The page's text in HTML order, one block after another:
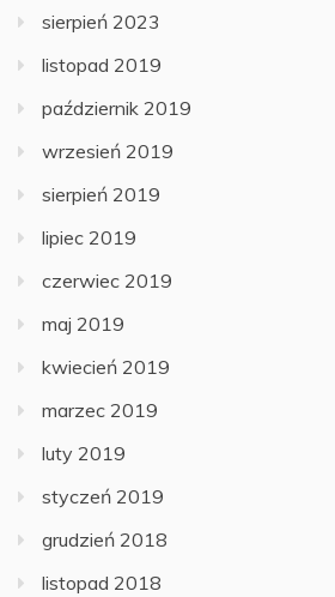
sierpień 2023
listopad 2019
październik 2019
wrzesień 2019
sierpień 2019
lipiec 2019
czerwiec 2019
maj 2019
kwiecień 2019
marzec 2019
luty 2019
styczeń 2019
grudzień 2018
listopad 2018